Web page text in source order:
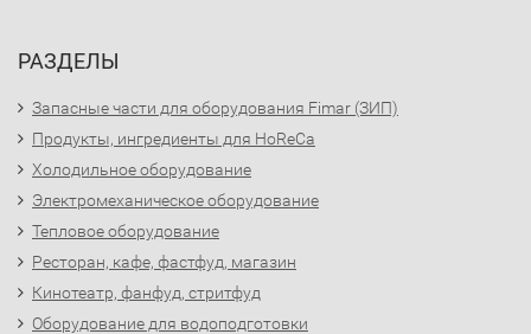
РАЗДЕЛЫ
Запасные части для оборудования Fimar (ЗИП)
Продукты, ингредиенты для HoReCa
Холодильное оборудование
Электромеханическое оборудование
Тепловое оборудование
Ресторан, кафе, фастфуд, магазин
Кинотеатр, фанфуд, стритфуд
Оборудование для водоподготовки